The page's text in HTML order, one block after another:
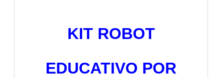
KIT ROBOT
EDUCATIVO POR